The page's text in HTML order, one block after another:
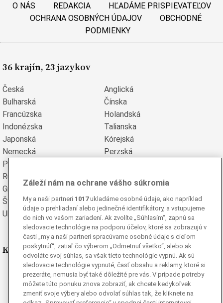
O NÁS REDAKCIA
HĽADÁME PRISPIEVATEĽOV
OCHRANA OSOBNÝCH ÚDAJOV
OBCHODNÉ
PODMIENKY
36 krajín, 23 jazykov
Česká
Anglická
Bulharská
Čínska
Francúzska
Holandská
Indonézska
Talianska
Japonská
Kórejská
Nemecká
Perzská
Poľská
Rumunská
Grécka
Švédska
Turecká
Ukrajinská
Vietnamská
Kde nás nájdete
Facebook
Instagram
Ganjing
Záleží nám na ochrane vášho súkromia
My a naši partneri 1017ukladáme osobné údaje, ako napríklad
údaje o prehliadaní alebo jedinečné identifikátory, a vstupujeme
do nich vo vašom zariadení. Ak zvolíte „Súhlasím“, zapnú sa
sledovacie technológie na podporu účelov, ktoré sa zobrazujú v
časti „my a naši partneri spracúvame osobné údaje s cieľom
poskytnúť“, zatiaľ čo výberom „Odmetnuť všetko“, alebo ak
odvoláte svoj súhlas, sa však tieto technológie vypnú. Ak sú
sledovacie technológie vypnuté, časť obsahu a reklamy, ktoré si
prezeráte, nemusia byť také dôležité pre vás. V prípade potreby
môžete túto ponuku znova zobraziť, ak chcete kedykoľvek
zmeniť svoje výbery alebo odvolať súhlas tak, že kliknete na